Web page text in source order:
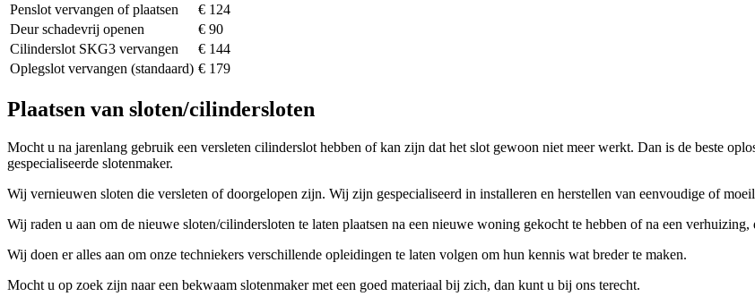
Penslot vervangen of plaatsen
€ 124
Deur schadevrij openen
€ 90
Cilinderslot SKG3 vervangen
€ 144
Oplegslot vervangen (standaard) € 179
Plaatsen van sloten/cilindersloten
Mocht u na jarenlang gebruik een versleten cilinderslot hebben of kan zijn dat het slot gewoon niet meer werkt. Dan is de beste
gespecialiseerde slotenmaker.
Wij vernieuwen sloten die versleten of doorgelopen zijn. Wij zijn gespecialiseerd in installeren en herstellen van eenvoudige of
Wij raden u aan om de nieuwe sloten/cilindersloten te laten plaatsen na een nieuwe woning gekocht te hebben of na een
Wij doen er alles aan om onze techniekers verschillende opleidingen te laten volgen om hun kennis wat breder te maken.
Mocht u op zoek zijn naar een bekwaam slotenmaker met een goed materiaal bij zich, dan kunt u bij ons terecht.